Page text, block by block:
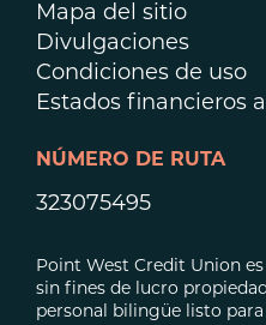
Mapa del sitio
Divulgaciones
Condiciones de uso
Estados financieros
NÚMERO DE RUTA
323075495
Point West Credit Union
sin fines de lucro
personal bilingüe listo